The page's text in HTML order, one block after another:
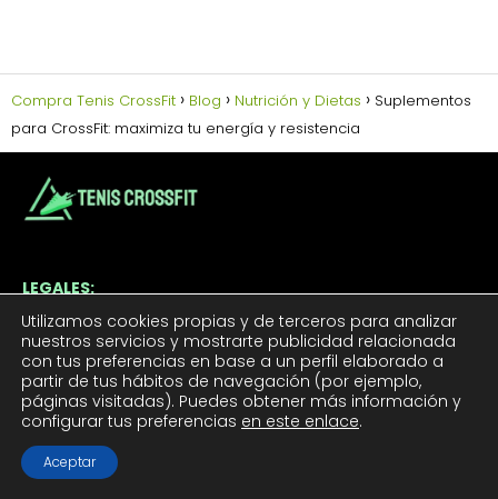
Compra Tenis CrossFit Blog Nutrición y Dietas
Suplementos
para CrossFit: maximiza tu energía y resistencia
LEGALES:
Aviso Legal
Política de Cookies
Política de Privacidad
Contacto
TUS TENIS CROSSFIT:
Utilizamos cookies propias y de terceros para analizar
nuestros servicios y mostrarte publicidad relacionada
con tus preferencias en base a un perfil elaborado a
partir de tus hábitos de navegación (por ejemplo,
páginas visitadas). Puedes obtener más información y
configurar tus preferencias en este enlace.
Aceptar